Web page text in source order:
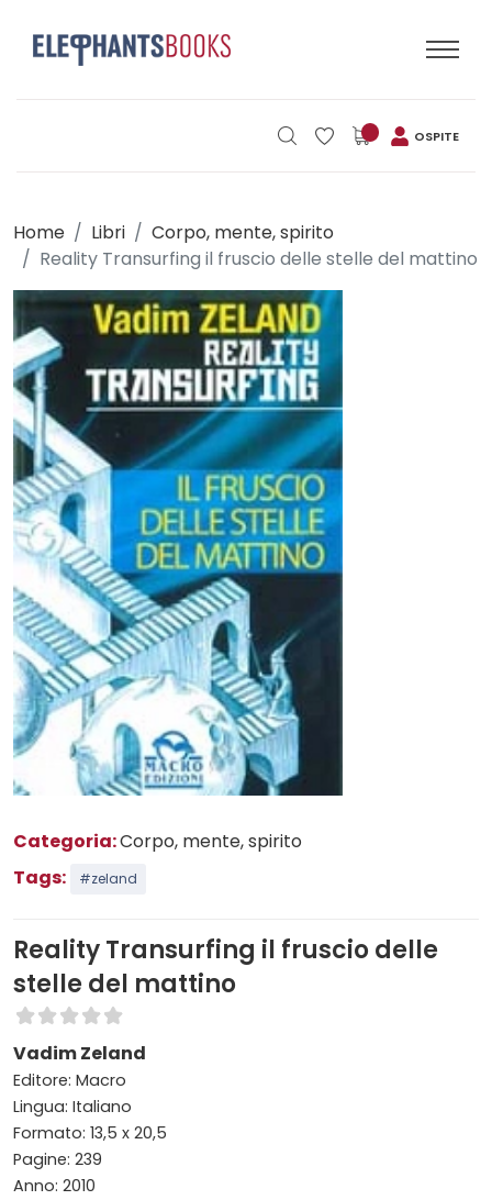
OSPITE
Home Libri
Corpo, mente, spirito
Reality Transurfing il fruscio delle stelle del mattino
Categoria:Corpo, mente, spirito
Tags:
#zeland
Reality Transurfing il fruscio delle
stelle del mattino
Vadim Zeland
Editore: Macro
Lingua: Italiano
Formato: 13,5 x 20,5
Pagine: 239
Anno: 2010